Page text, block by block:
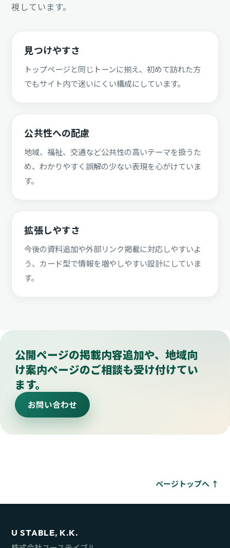
視しています。
見つけやすさ
トップページと同じトーンに揃え、初めて訪れた方
でもサイト内で迷いにくい構成にしています。
公共性への配慮
地域、福祉、交通など公共性の高いテーマを扱うた
め、わかりやすく誤解の少ない表現を心がけていま
す。
拡張しやすさ
今後の資料追加や外部リンク掲載に対応しやすいよ
う、カード型で情報を増やしやすい設計にしていま
す。
公開ページの掲載内容追加や、地域向
け案内ページのご相談も受け付けてい
ます。
お問い合わせ
ページトップへ ↑
U STABLE, K.K.